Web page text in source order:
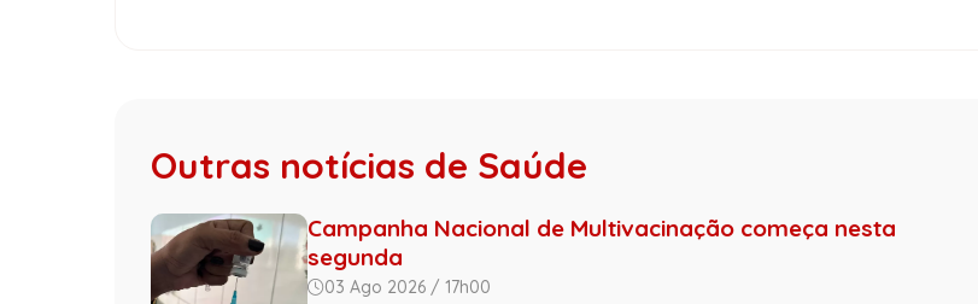
Outras notícias de Saúde
Campanha Nacional de Multivacinação começa nesta
segunda
03 Ago 2026 / 17h00